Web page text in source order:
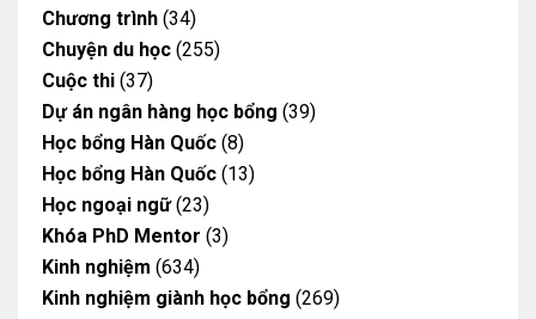
Chương trình (34)
Chuyện du học (255)
Cuộc thi (37)
Dự án ngân hàng học bổng (39)
Học bổng Hàn Quốc (8)
Học bổng Hàn Quốc (13)
Học ngoại ngữ(23)
Khóa PhD Mentor (3)
Kinh nghiệm (634)
Kinh nghiệm giành học bổng (269)